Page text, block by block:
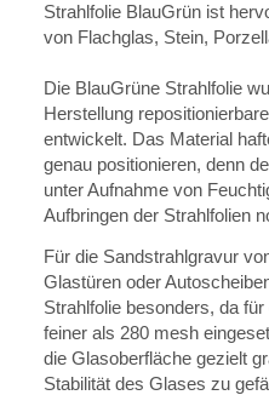
Strahlfolie BlauGrün ist
von Flachglas, Stein,
Die BlauGrüne Strahlfolie
Herstellung
entwickelt. Das Material
genau positionieren, denn
unter Aufnahme von
Aufbringen der Strahlfolien
Für die Sandstrahlgravur
Glastüren oder
Strahlfolie besonders, da
feiner als 280 mesh
die Glasoberfläche gezielt
Stabilität des Glases zu